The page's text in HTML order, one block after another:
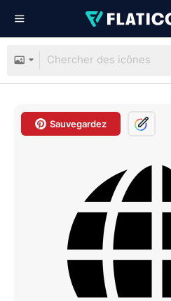
Sauvegardez